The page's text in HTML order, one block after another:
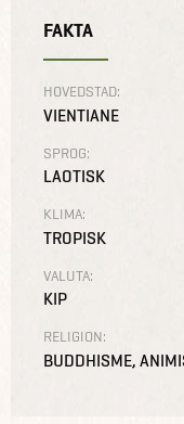
FAKTA
HOVEDSTAD:
VIENTIANE
SPROG:
LAOTISK
KLIMA:
TROPISK
VALUTA:
KIP
RELIGION:
BUDDHISME,